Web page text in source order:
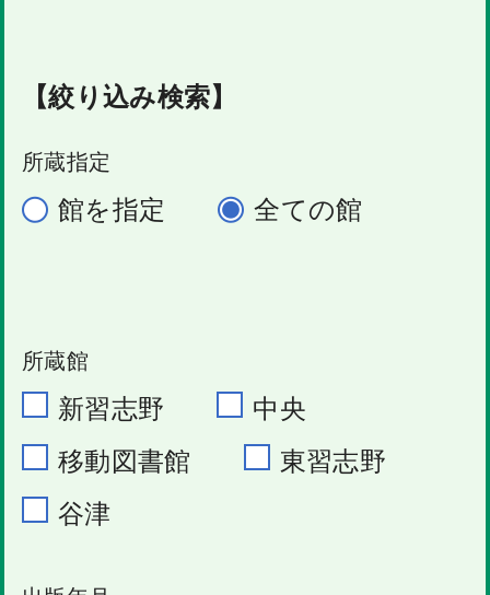
【絞り込み検索】
所蔵指定
館を指定 全ての館
所蔵館
新習志野
中央
移動図書館
東習志野
谷津